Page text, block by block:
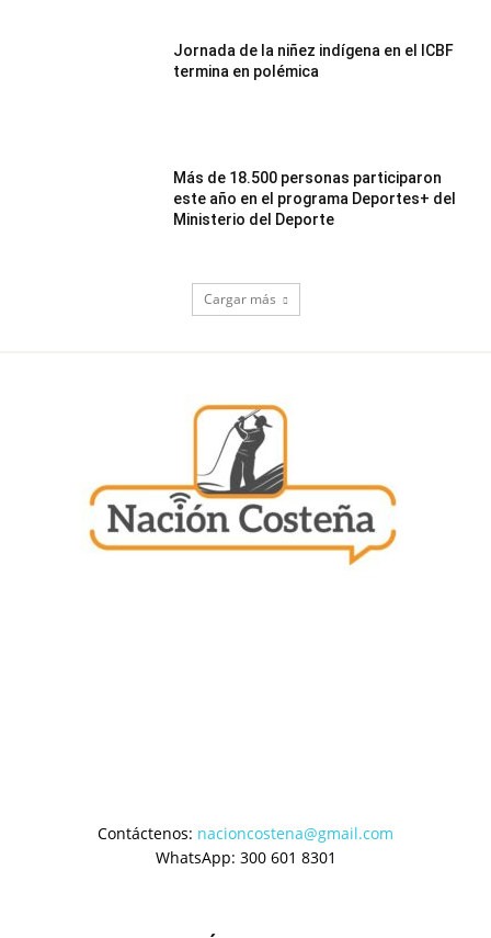
Jornada de la niñez indígena en el ICBF
termina en polémica
Más de 18.500 personas participaron
este año en el programa Deportes+ del
Ministerio del Deporte
Cargar más
Contáctenos: nacioncostena@gmail.com
WhatsApp: 300 601 8301